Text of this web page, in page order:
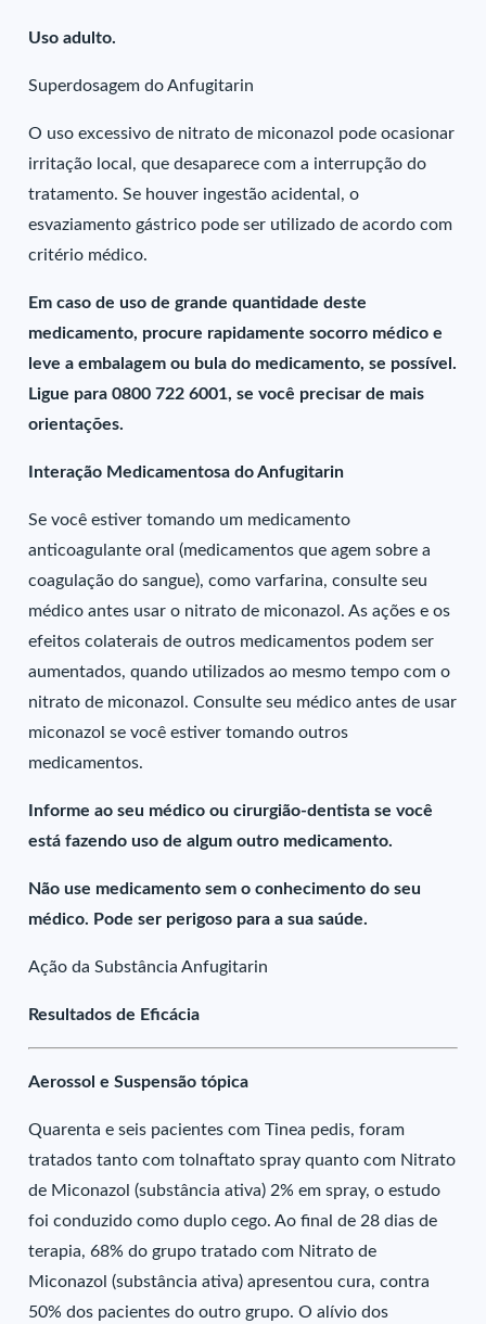
Uso adulto.
Superdosagem do Anfugitarin
O uso excessivo de nitrato de miconazol pode ocasionar
irritação local, que desaparece com a interrupção do
tratamento. Se houver ingestão acidental, o
esvaziamento gástrico pode ser utilizado de acordo com
critério médico.
Em caso de uso de grande quantidade deste
medicamento, procure rapidamente socorro médico e
leve a embalagem ou bula do medicamento, se possível.
Ligue para 0800 722 6001, se você precisar de mais
orientações.
Interação Medicamentosa do Anfugitarin
Se você estiver tomando um medicamento
anticoagulante oral (medicamentos que agem sobre a
coagulação do sangue), como varfarina, consulte seu
médico antes usar o nitrato de miconazol. As ações e os
efeitos colaterais de outros medicamentos podem ser
aumentados, quando utilizados ao mesmo tempo com o
nitrato de miconazol. Consulte seu médico antes de usar
miconazol se você estiver tomando outros
medicamentos.
Informe ao seu médico ou cirurgião-dentista se você
está fazendo uso de algum outro medicamento.
Não use medicamento sem o conhecimento do seu
médico. Pode ser perigoso para a sua saúde.
Ação da Substância Anfugitarin
Resultados de Eficácia
Aerossol e Suspensão tópica
Quarenta e seis pacientes com Tinea pedis, foram
tratados tanto com tolnaftato spray quanto com Nitrato
de Miconazol (substância ativa) 2% em spray, o estudo
foi conduzido como duplo cego. Ao final de 28 dias de
terapia, 68% do grupo tratado com Nitrato de
Miconazol (substância ativa) apresentou cura, contra
50% dos pacientes do outro grupo. O alívio dos